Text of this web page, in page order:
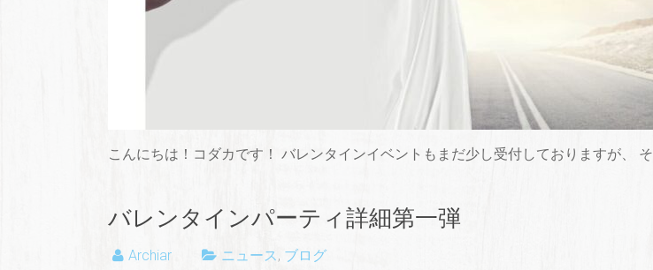
こんにちは！コダカです！ バレンタインイベントもまだ少し受付しておりますが、 そ
バレンタインパーティ詳細第一弾
Archiar ニュース, ブログ